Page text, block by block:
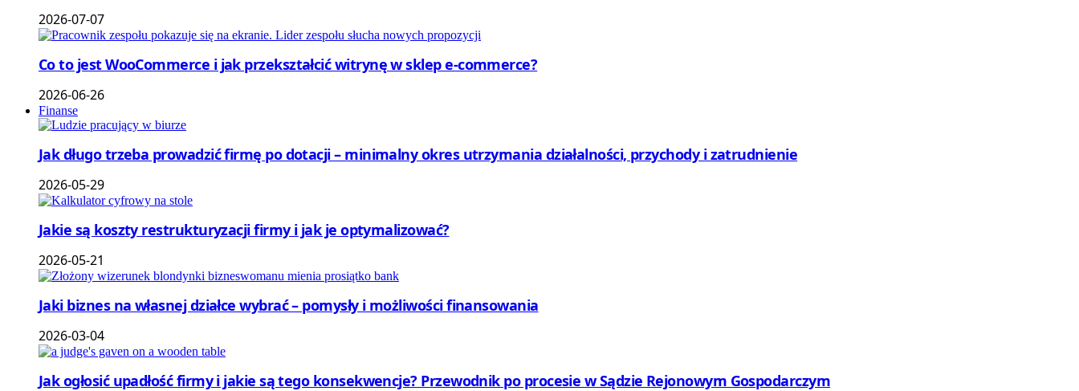
2026-07-07
Co to jest WooCommerce i jak przekształcić witrynę w sklep e-commerce?
2026-06-26
Finanse
Jak długo trzeba prowadzić firmę po dotacji – minimalny okres utrzymania działalności, przychody i zatrudnienie
2026-05-29
Jakie są koszty restrukturyzacji firmy i jak je optymalizować?
2026-05-21
Jaki biznes na własnej działce wybrać – pomysły i możliwości finansowania
2026-03-04
Jak ogłosić upadłość firmy i jakie są tego konsekwencje? Przewodnik po procesie w Sądzie Rejonowym Gospodarczym